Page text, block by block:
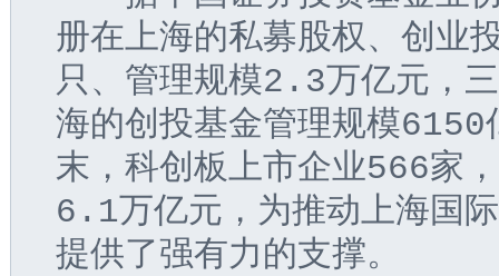
册在上海的私募股权、创业
只、管理规模2.3万亿元，
海的创投基金管理规模6150
末，科创板上市企业566家
6.1万亿元，为推动上海国
提供了强有力的支撑。